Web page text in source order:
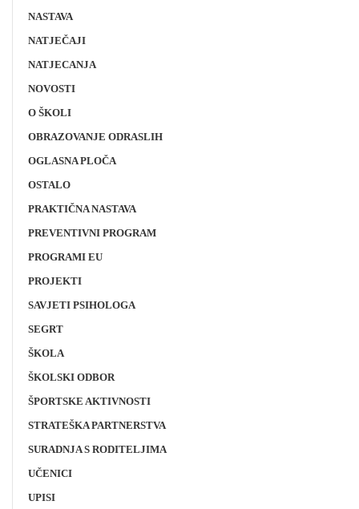
NASTAVA
NATJEČAJI
NATJECANJA
NOVOSTI
O ŠKOLI
OBRAZOVANJE ODRASLIH
OGLASNA PLOČA
OSTALO
PRAKTIČNA NASTAVA
PREVENTIVNI PROGRAM
PROGRAMI EU
PROJEKTI
SAVJETI PSIHOLOGA
SEGRT
ŠKOLA
ŠKOLSKI ODBOR
ŠPORTSKE AKTIVNOSTI
STRATEŠKA PARTNERSTVA
SURADNJA S RODITELJIMA
UČENICI
UPISI